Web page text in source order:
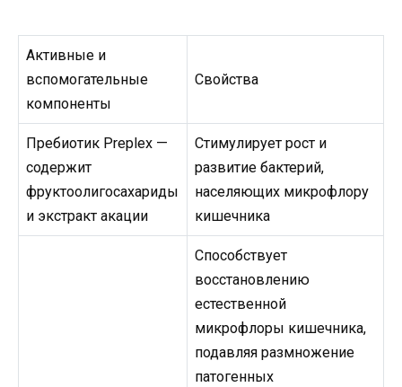
Активные и
вспомогательные
компоненты
Свойства
Пребиотик Preplex —
содержит
фруктоолигосахариды
и экстракт акации
Стимулирует рост и
развитие бактерий,
населяющих микрофлору
кишечника
Способствует
восстановлению
естественной
микрофлоры кишечника,
подавляя размножение
патогенных